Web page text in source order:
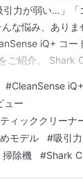
引力が弱い…」
な悩み、ありま
iQ+ コー
ご紹介。 Shark
式ヤフーショッ
天市場 最新モデ
ト検知機能、自
、実際の使用感
#CleanSense iQ+
ュー
ィッククリーナ
モデル #吸引
掃除機 #Shark